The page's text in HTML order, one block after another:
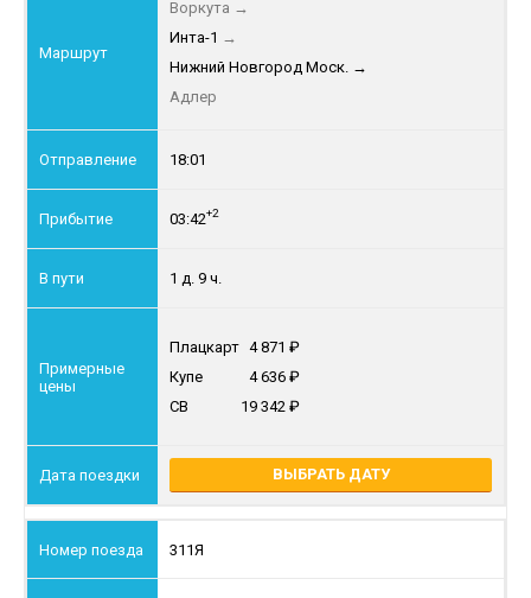
Воркута →
Инта-1 →
Нижний Новгород Моск. →
Адлер
18:01
03:42+2
1 д. 9 ч.
Плацкарт 4 871
Купе
4 636
СВ
19 342
ВЫБРАТЬ ДАТУ
311Я